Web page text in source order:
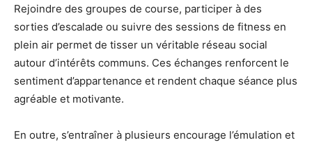
Rejoindre des groupes de course, participer à des
sorties d’escalade ou suivre des sessions de fitness en
plein air permet de tisser un véritable réseau social
autour d’intérêts communs. Ces échanges renforcent le
sentiment d’appartenance et rendent chaque séance plus
agréable et motivante.
En outre, s’entraîner à plusieurs encourage l’émulation et